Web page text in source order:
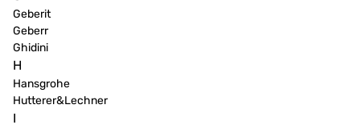
Geberit
Geberr
Ghidini
H
Hansgrohe
Hutterer&Lechner
I